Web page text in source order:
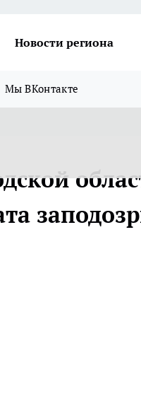
Новости региона
Мы ВКонтакте